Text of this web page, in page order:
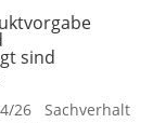
sind
26 Sachverhalt